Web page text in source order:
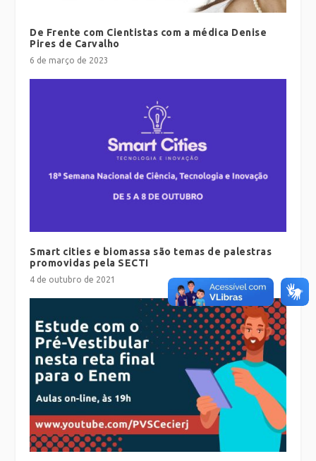
De Frente com Cientistas com a médica Denise
Pires de Carvalho
6 de março de 2023
Smart cities e biomassa são temas de palestras
promovidas pela SECTI
4 de outubro de 2021